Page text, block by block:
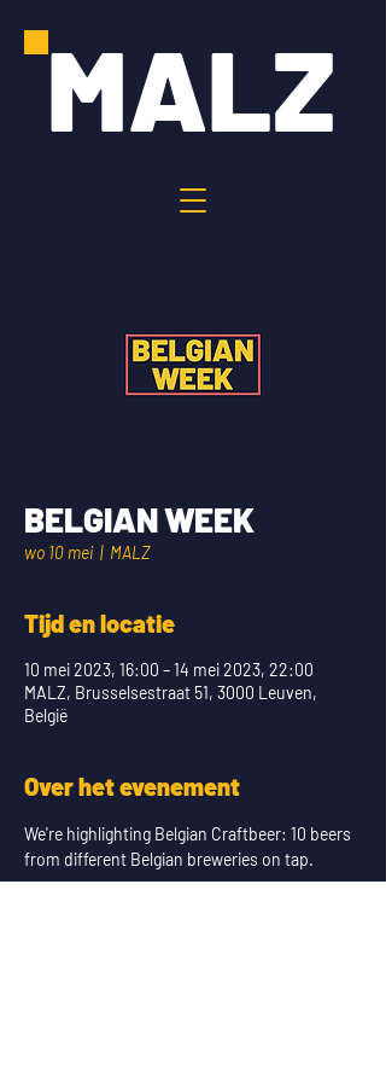
MALZ
BELGIAN WEEK
wo 10 mei
  |
MALZ
Tijd en locatie
10 mei 2023, 16:00 – 14 mei 2023, 22:00
MALZ, Brusselsestraat 51, 3000 Leuven,
België
Over het evenement
We're highlighting Belgian Craftbeer: 10 beers
from different Belgian breweries on tap.